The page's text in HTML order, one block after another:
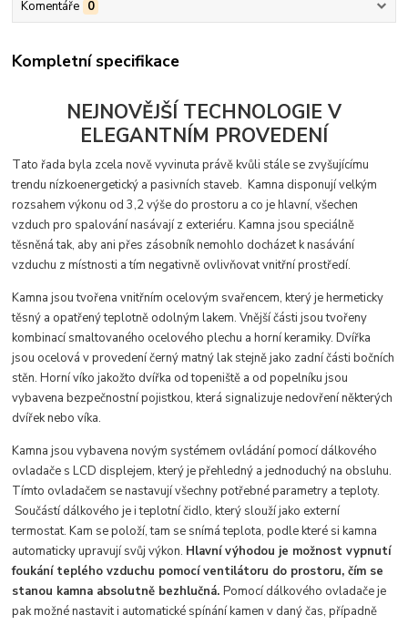
Komentáře 0
Kompletní specifikace
NEJNOVĚJŠÍ TECHNOLOGIE V
ELEGANTNÍM PROVEDENÍ
Tato řada byla zcela nově vyvinuta právě kvůli stále se zvyšujícímu
trendu nízkoenergetický a pasivních staveb. Kamna disponují velkým
rozsahem výkonu od 3,2 výše do prostoru a co je hlavní, všechen
vzduch pro spalování nasávají z exteriéru. Kamna jsou speciálně
těsněná tak, aby ani přes zásobník nemohlo docházet k nasávání
vzduchu z místnosti a tím negativně ovlivňovat vnitřní prostředí.
Kamna jsou tvořena vnitřním ocelovým svařencem, který je hermeticky
těsný a opatřený teplotně odolným lakem. Vnější části jsou tvořeny
kombinací smaltovaného ocelového plechu a horní keramiky. Dvířka
jsou ocelová v provedení černý matný lak stejně jako zadní části bočních
stěn. Horní víko jakožto dvířka od topeniště a od popelníku jsou
vybavena bezpečnostní pojistkou, která signalizuje nedovření některých
dvířek nebo víka.
Kamna jsou vybavena novým systémem ovládání pomocí dálkového
ovladače s LCD displejem, který je přehledný a jednoduchý na obsluhu.
Tímto ovladačem se nastavují všechny potřebné parametry a teploty.
Součástí dálkového je i teplotní čidlo, který slouží jako externí
termostat. Kam se položí, tam se snímá teplota, podle které si kamna
automaticky upravují svůj výkon. Hlavní výhodou je možnost vypnutí
foukání teplého vzduchu pomocí ventilátoru do prostoru, čím se
stanou kamna absolutně bezhlučná.Pomocí dálkového ovladače je
pak možné nastavit i automatické spínání kamen v daný čas, případně